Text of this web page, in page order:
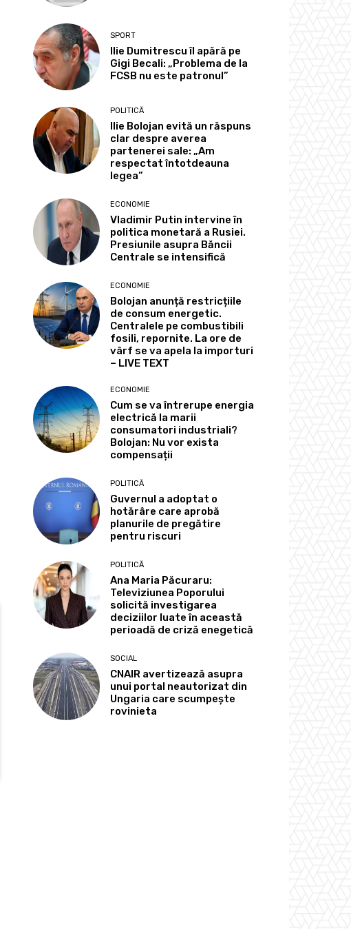
SPORT
Ilie Dumitrescu îl apără pe
Gigi Becali: „Problema de la
FCSB nu este patronul”
POLITICĂ
Ilie Bolojan evită un răspuns
clar despre averea
partenerei sale: „Am
respectat întotdeauna
legea”
ECONOMIE
Vladimir Putin intervine în
politica monetară a Rusiei.
Presiunile asupra Băncii
Centrale se intensifică
ECONOMIE
Bolojan anunță restricțiile
de consum energetic.
Centralele pe combustibili
fosili, repornite. La ore de
vârf se va apela la importuri
– LIVE TEXT
ECONOMIE
Cum se va întrerupe energia
electrică la marii
consumatori industriali?
Bolojan: Nu vor exista
compensații
POLITICĂ
Guvernul a adoptat o
hotărâre care aprobă
planurile de pregătire
pentru riscuri
POLITICĂ
Ana Maria Păcuraru:
Televiziunea Poporului
solicită investigarea
deciziilor luate în această
perioadă de criză enegetică
SOCIAL
CNAIR avertizează asupra
unui portal neautorizat din
Ungaria care scumpește
rovinieta